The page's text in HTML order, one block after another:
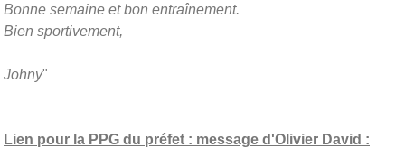
Bonne semaine et bon entraînement.
Bien sportivement,
Johny"
Lien pour la PPG du préfet : message d'Olivier David :